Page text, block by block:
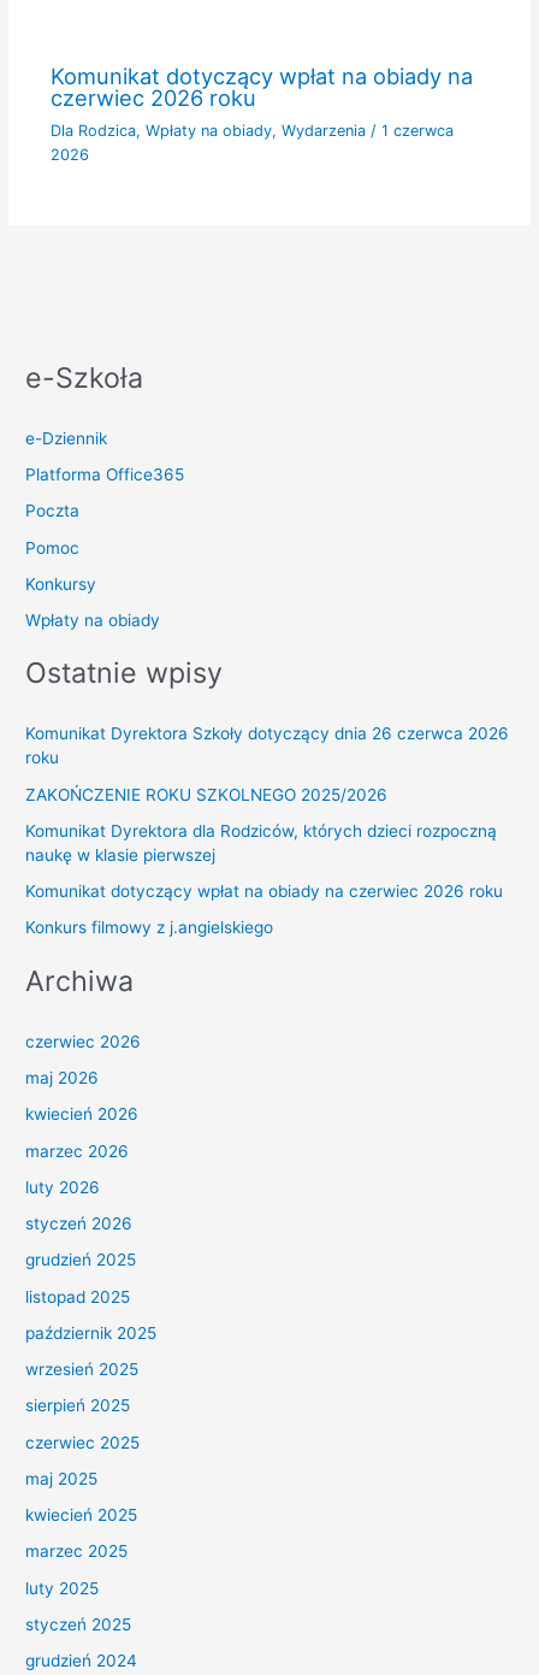
Komunikat dotyczący wpłat na obiady na
czerwiec 2026 roku
Dla Rodzica, Wpłaty na obiady, Wydarzenia/ 1 czerwca
2026
e-Szkoła
e-Dziennik
Platforma Office365
Poczta
Pomoc
Konkursy
Wpłaty na obiady
Ostatnie wpisy
Komunikat Dyrektora Szkoły dotyczący dnia 26 czerwca 2026
roku
ZAKOŃCZENIE ROKU SZKOLNEGO 2025/2026
Komunikat Dyrektora dla Rodziców, których dzieci rozpoczną
naukę w klasie pierwszej
Komunikat dotyczący wpłat na obiady na czerwiec 2026 roku
Konkurs filmowy z j.angielskiego
Archiwa
czerwiec 2026
maj 2026
kwiecień 2026
marzec 2026
luty 2026
styczeń 2026
grudzień 2025
listopad 2025
październik 2025
wrzesień 2025
sierpień 2025
czerwiec 2025
maj 2025
kwiecień 2025
marzec 2025
luty 2025
styczeń 2025
grudzień 2024